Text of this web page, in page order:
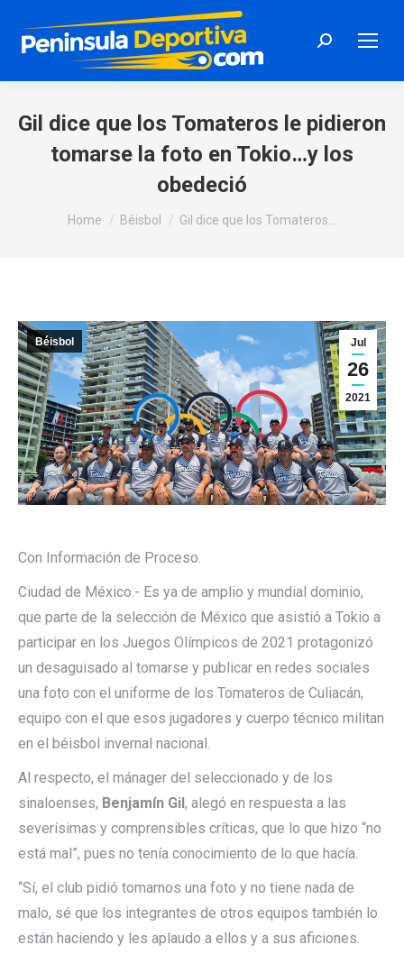
Search:
Gil dice que los Tomateros le pidieron
tomarse la foto en Tokio…y los
obedeció
You are here:
Home Béisbol Gil dice que los Tomateros…
Jul
26
2021
Béisbol
Con Información de Proceso.
Ciudad de México.- Es ya de amplio y mundial dominio,
que parte de la selección de México que asistió a Tokio a
participar en los Juegos Olímpicos de 2021 protagonizó
un desaguisado al tomarse y publicar en redes sociales
una foto con el uniforme de los Tomateros de Culiacán,
equipo con el que esos jugadores y cuerpo técnico militan
en el béisbol invernal nacional.
Al respecto, el mánager del seleccionado y de los
sinaloenses, Benjamín Gil, alegó en respuesta a las
severísimas y comprensibles críticas, que lo que hizo “no
está mal”, pues no tenía conocimiento de lo que hacía.
“Sí, el club pidió tomarnos una foto y no tiene nada de
malo, sé que los integrantes de otros equipos también lo
están haciendo y les aplaudo a ellos y a sus aficiones.